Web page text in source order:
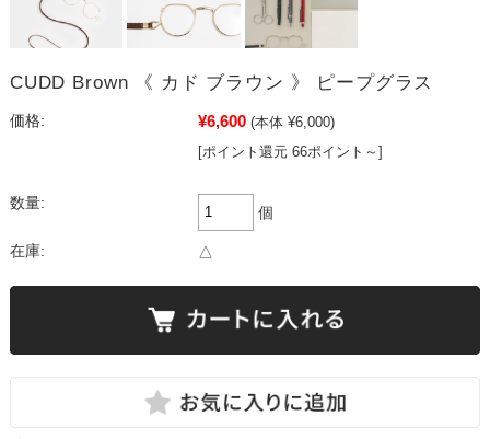
CUDD Brown 《 カド ブラウン 》 ピープグラス
価格: ¥6,600 (本体 ¥6,000)
[ポイント還元 66ポイント～]
数量:
個
在庫: △